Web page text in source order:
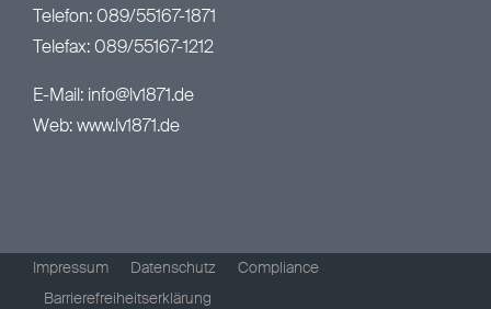
Telefon: 089/55167-1871
Telefax: 089/55167-1212
E-Mail: info@lv1871.de
Web: www.lv1871.de
Impressum Datenschutz
Compliance
Barrierefreiheitserklärung